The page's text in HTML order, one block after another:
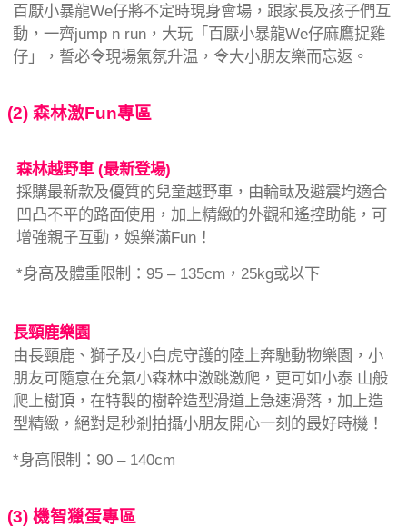
百厭小暴龍We仔將不定時現身會場，跟家長及孩子們互
動，一齊jump n run，大玩「百厭小暴龍We仔麻鷹捉雞
仔」，誓必令現場氣氛升温，令大小朋友樂而忘返。
(2) 森林激Fun專區
森林越野車 (最新登場)
採購最新款及優質的兒童越野車，由輪軚及避震均適合
凹凸不平的路面使用，加上精緻的外觀和遙控助能，可
增強親子互動，娛樂滿Fun！
*身高及體重限制：95 – 135cm，25kg或以下
長頸鹿樂園
由長頸鹿、獅子及小白虎守護的陸上奔馳動物樂園，小
朋友可隨意在充氣小森林中激跳激爬，更可如小泰 山般
爬上樹頂，在特製的樹幹造型滑道上急速滑落，加上造
型精緻，絕對是秒剎拍攝小朋友開心一刻的最好時機！
*身高限制：90 – 140cm
(3) 機智獵蛋專區